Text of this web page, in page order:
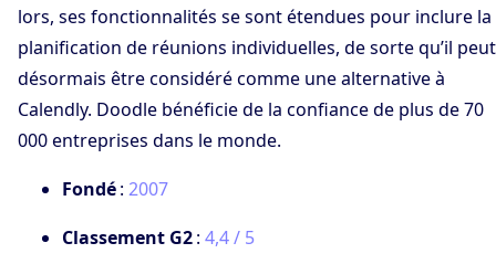
lors, ses fonctionnalités se sont étendues pour inclure la
planification de réunions individuelles, de sorte qu’il peut
désormais être considéré comme une alternative à
Calendly. Doodle bénéficie de la confiance de plus de 70
000 entreprises dans le monde.
Fondé: 2007
Classement G2: 4,4 / 5